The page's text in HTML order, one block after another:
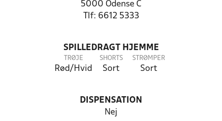
5000 Odense C
Tlf: 6612 5333
SPILLEDRAGT HJEMME
TRØJE
Rød/Hvid
SHORTS
Sort
STRØMPER
Sort
DISPENSATION
Nej